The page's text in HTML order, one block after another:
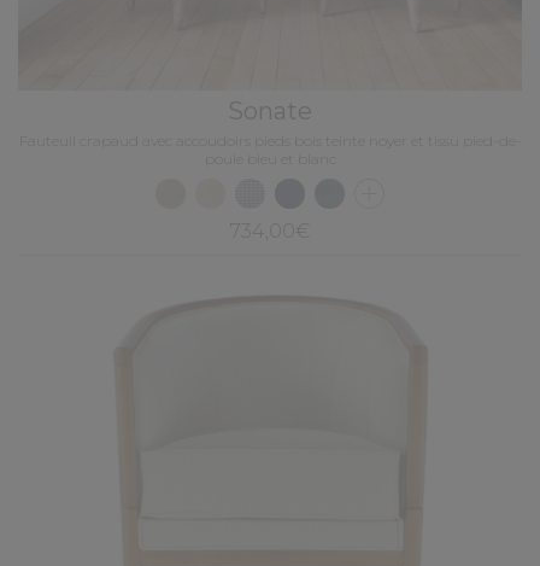
Sonate
Fauteuil crapaud avec accoudoirs pieds bois teinte noyer et tissu pied-de-
poule bleu et blanc
734,00€